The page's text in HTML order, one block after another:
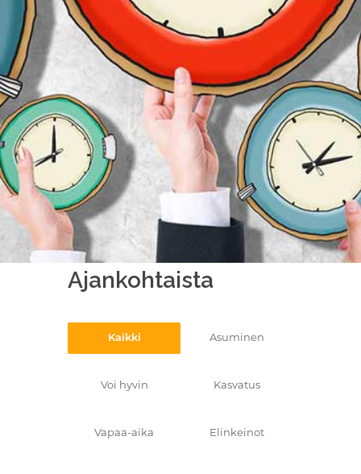
Ajankohtaista
Kaikki Asuminen
Voi hyvin Kasvatus
Vapaa-aika Elinkeinot